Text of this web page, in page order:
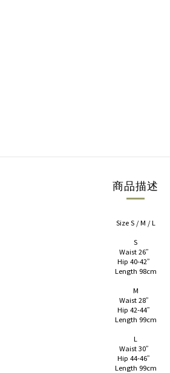
商品描述
Size S / M / L
S
Waist 26”
Hip 40-42”
Length 98cm
M
Waist 28”
Hip 42-44”
Length 99cm
L
Waist 30”
Hip 44-46”
Length 99cm